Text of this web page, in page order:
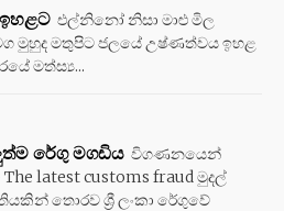
එල්නිනෝ නිසා මාළු මිල
මුහුද මතුපිට ජලයේ උෂ්ණත්වය ඉහළ
මත්ස්‍ය...
රේගු මගඩිය විගණනයෙන්
latest customs fraud මුදල්
තොරව ශ්‍රී ලංකා රේගුවේ